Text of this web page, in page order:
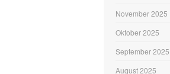
November 2025
Oktober 2025
September 2025
August 2025